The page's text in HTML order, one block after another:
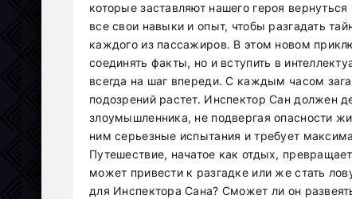
которые заставляют нашего героя
все свои навыки и опыт, чтобы разгадать
каждого из пассажиров. В этом новом
соединять факты, но и вступить в
всегда на шаг впереди. С каждым часом
подозрений растет. Инспектор Сан должен
злоумышленника, не подвергая опасности
ним серьезные испытания и требует
Путешествие, начатое как отдых,
может привести к разгадке или же стать
для Инспектора Сана? Сможет ли он